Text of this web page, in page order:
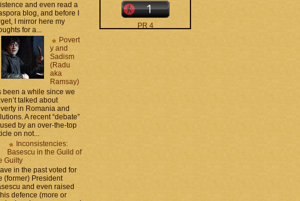
and even read a
blog, and before I
I mirror here my
for a...
Povert
y and
Sadism
(Radu
aka
Ramsay)
been a while since we
talked about
in Romania and
A recent “debate”
by an over-the-top
on not...
Inconsistencies:
Basescu in the Guild of
Guilty
in the past voted for
(former) President
and even raised
defence (more or
PR 4